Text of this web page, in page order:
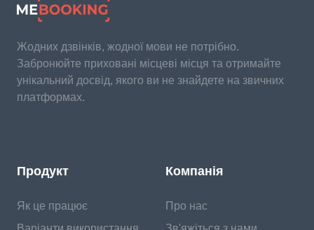
Жодних дзвінків, жодної мови не потрібно.
Забронюйте приховані місцеві місця та отримайте
унікальний досвід, якого ви не знайдете на звичних
платформах.
Продукт
Як це працює
Компанія
Про нас